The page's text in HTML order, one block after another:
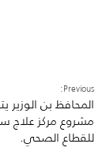
Previous:
المحافظ بن
مشروع مركز علاج
للقطاع الصحي.